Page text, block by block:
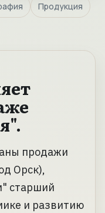
Продукция
продажи
Орск),
старший
и развитию